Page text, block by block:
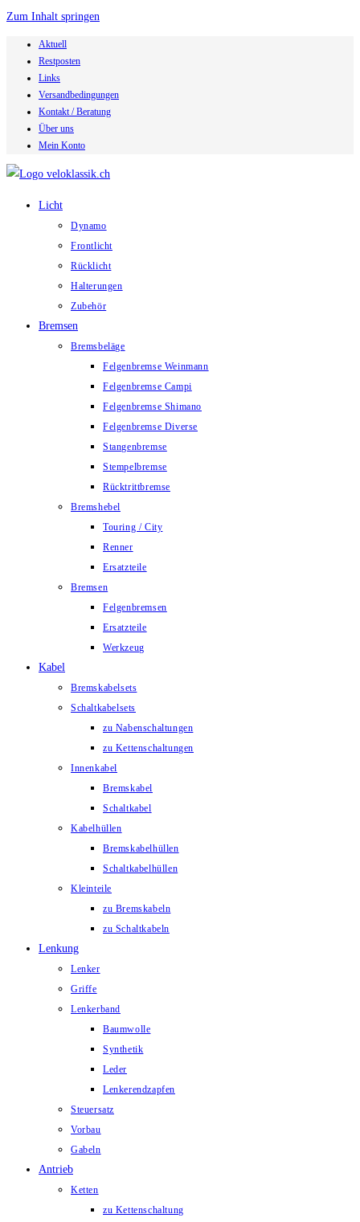
Zum Inhalt springen
Aktuell
Restposten
Links
Versandbedingungen
Kontakt / Beratung
Über uns
Mein Konto
Licht
Dynamo
Frontlicht
Rücklicht
Halterungen
Zubehör
Bremsen
Bremsbeläge
Felgenbremse Weinmann
Felgenbremse Campi
Felgenbremse Shimano
Felgenbremse Diverse
Stangenbremse
Stempelbremse
Rücktrittbremse
Bremshebel
Touring / City
Renner
Ersatzteile
Bremsen
Felgenbremsen
Ersatzteile
Werkzeug
Kabel
Bremskabelsets
Schaltkabelsets
zu Nabenschaltungen
zu Kettenschaltungen
Innenkabel
Bremskabel
Schaltkabel
Kabelhüllen
Bremskabelhüllen
Schaltkabelhüllen
Kleinteile
zu Bremskabeln
zu Schaltkabeln
Lenkung
Lenker
Griffe
Lenkerband
Baumwolle
Synthetik
Leder
Lenkerendzapfen
Steuersatz
Vorbau
Gabeln
Antrieb
Ketten
zu Kettenschaltung